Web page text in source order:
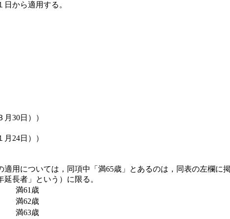
から適用する。
３月30日））
月24日））
用については，同項中「満65歳」とあるのは，同表の左欄に
長者」という）に限る。
満61歳
満62歳
満63歳